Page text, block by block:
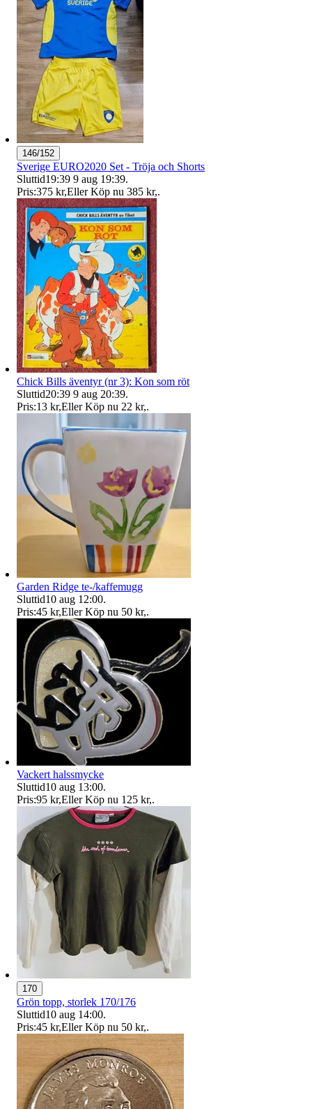
146/152
Sverige EURO2020 Set - Tröja och Shorts
Sluttid19:39 9 aug 19:39.
Pris:375 kr,Eller Köp nu 385 kr,.
Chick Bills äventyr (nr 3): Kon som röt
Sluttid20:39 9 aug 20:39.
Pris:13 kr,Eller Köp nu 22 kr,.
Garden Ridge te-/kaffemugg
Sluttid10 aug 12:00.
Pris:45 kr,Eller Köp nu 50 kr,.
Vackert halssmycke
Sluttid10 aug 13:00.
Pris:95 kr,Eller Köp nu 125 kr,.
170
Grön topp, storlek 170/176
Sluttid10 aug 14:00.
Pris:45 kr,Eller Köp nu 50 kr,.